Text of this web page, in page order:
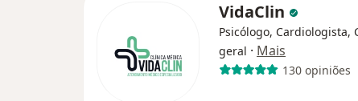
VidaClin
Psicólogo, Cardiologista,
geral · Mais
130 opiniões